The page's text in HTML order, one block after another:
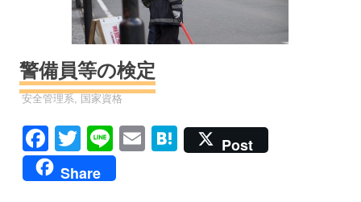
警備員等の検定
資格
安全管理系 国家資格
Facebook
Twitter
LineEmailHatena
Post
Share